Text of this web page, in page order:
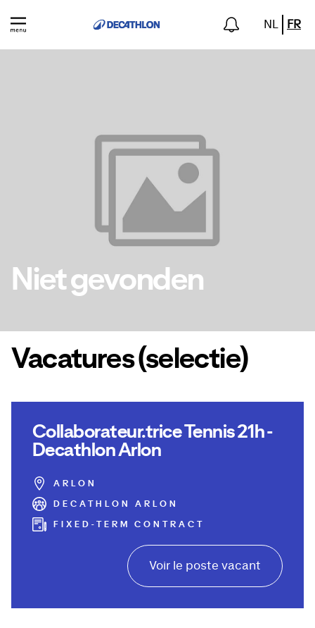
NL FR
Niet gevonden
Vacatures (selectie)
Collaborateur.trice Tennis 21h -
Decathlon Arlon
ARLON
DECATHLON ARLON
FIXED-TERM CONTRACT
Voir le poste vacant